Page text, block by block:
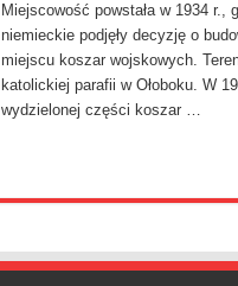
Miejscowość powstała w 1934 r.,
niemieckie podjęły decyzję o
miejscu koszar wojskowych.
katolickiej parafii w Ołoboku. W
wydzielonej części koszar …